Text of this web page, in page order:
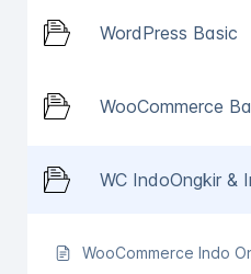
WordPress Basic
WooCommerce
WC IndoOngkir &
WooCommerce Indo